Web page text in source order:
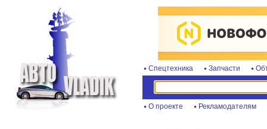
Спецтехника Запчасти
О проекте Рекламодателям